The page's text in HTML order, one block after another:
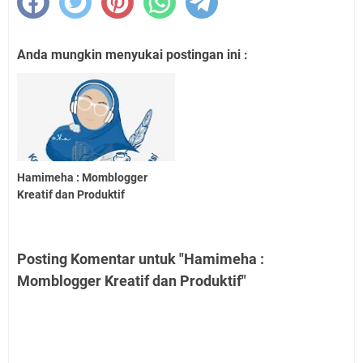
Anda mungkin menyukai postingan ini :
Hamimeha : Momblogger
Kreatif dan Produktif
Posting Komentar untuk "Hamimeha :
Momblogger Kreatif dan Produktif"